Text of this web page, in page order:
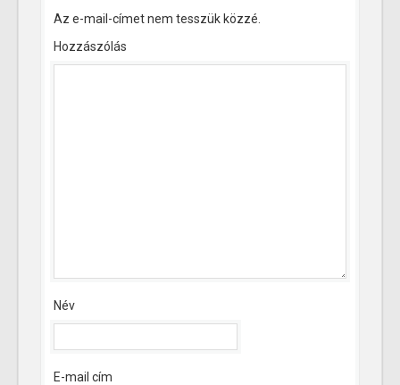
Az e-mail-címet nem tesszük közzé.
Hozzászólás
Név
E-mail cím